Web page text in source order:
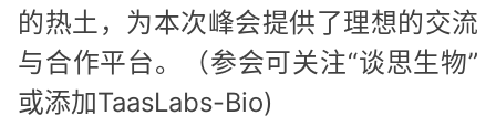
的热土，为本次峰会提供了理想的交流
与合作平台。（参会可关注“谈思生物”
或添加TaasLabs-Bio)